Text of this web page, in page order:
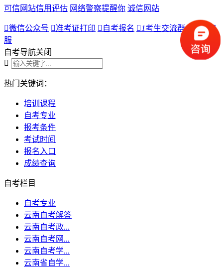
可信网站信用评估 网络警察提醒你 诚信网站
微信公众号 准考证打印  自考报名  1考生交流群
人工客
服
自考导航关闭

热门关键词：
培训课程
自考专业
报考条件
考试时间
报名入口
成绩查询
自考栏目
自考专业
云南自考解答
云南自考政...
云南自考网...
云南自考学...
云南省自学...